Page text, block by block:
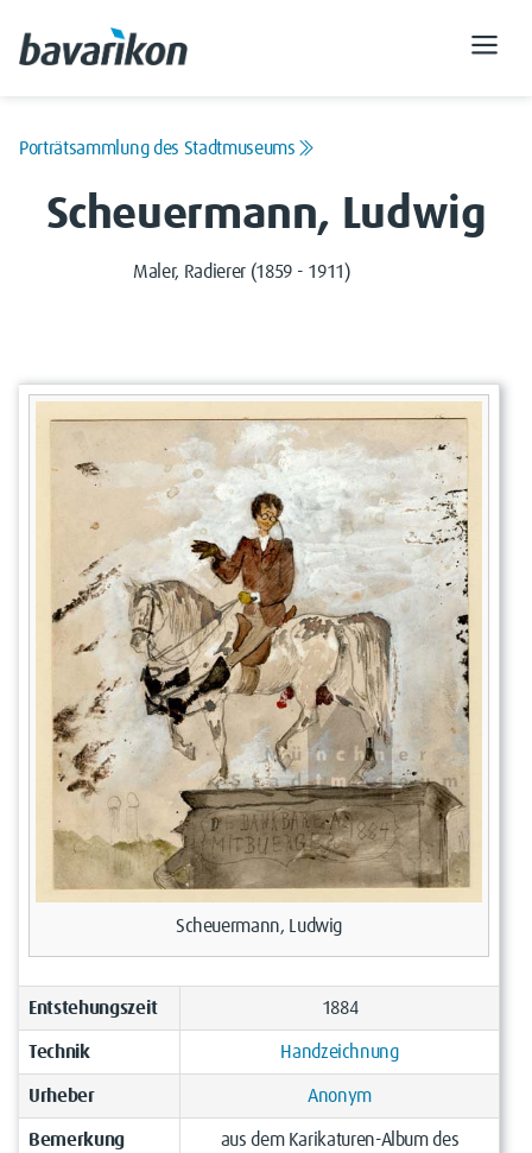
Porträtsammlung des Stadtmuseums
Scheuermann, Ludwig
Maler, Radierer (1859 - 1911)
Scheuermann, Ludwig
Entstehungszeit 1884
Technik Handzeichnung
Urheber Anonym
Bemerkung
aus dem Karikaturen-Album des